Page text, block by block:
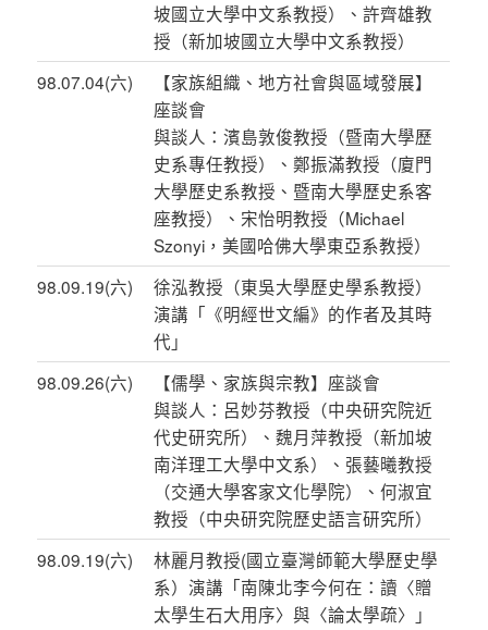
坡國立大學中文系教授）、許齊雄教
授（新加坡國立大學中文系教授）
98.07.04(六)
【家族組織、地方社會與區域發展】
座談會
與談人：濱島敦俊教授（暨南大學歷
史系專任教授）、鄭振滿教授（廈門
大學歷史系教授、暨南大學歷史系客
座教授）、宋怡明教授（Michael
Szonyi，美國哈佛大學東亞系教授）
98.09.19(六)
徐泓教授（東吳大學歷史學系教授）
演講「《明經世文編》的作者及其時
代」
98.09.26(六)
【儒學、家族與宗教】座談會
與談人：呂妙芬教授（中央研究院近
代史研究所）、魏月萍教授（新加坡
南洋理工大學中文系）、張藝曦教授
（交通大學客家文化學院）、何淑宜
教授（中央研究院歷史語言研究所）
98.09.19(六)
林麗月教授(國立臺灣師範大學歷史學
系）演講「南陳北李今何在：讀〈贈
太學生石大用序〉與〈論太學疏〉」